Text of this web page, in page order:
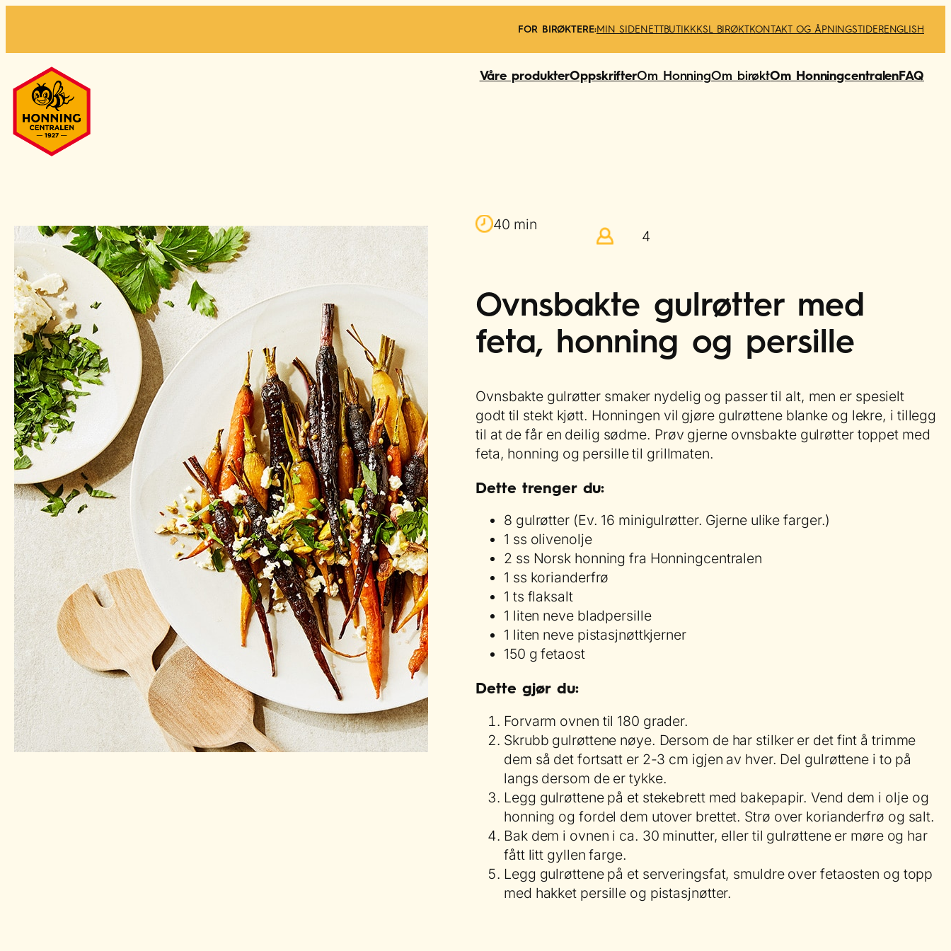
FOR BIRØKTERE:MIN SIDENETTBUTIKKKSL BIRØKTKONTAKT OG ÅPNINGSTIDERENGLISH
Våre produkterOppskrifterOm HonningOm birøktOm HonningcentralenFAQ
40 min
4
Ovnsbakte gulrøtter med
feta, honning og persille
Ovnsbakte gulrøtter smaker nydelig og passer til alt, men er spesielt
godt til stekt kjøtt. Honningen vil gjøre gulrøttene blanke og lekre, i tillegg
til at de får en deilig sødme. Prøv gjerne ovnsbakte gulrøtter toppet med
feta, honning og persille til grillmaten.
Dette trenger du:
8 gulrøtter (Ev. 16 minigulrøtter. Gjerne ulike farger.)
1 ss olivenolje
2 ss Norsk honning fra Honningcentralen
1 ss korianderfrø
1 ts flaksalt
1 liten neve bladpersille
1 liten neve pistasjnøttkjerner
150 g fetaost
Dette gjør du:
Forvarm ovnen til 180 grader.
Skrubb gulrøttene nøye. Dersom de har stilker er det fint å trimme
dem så det fortsatt er 2-3 cm igjen av hver. Del gulrøttene i to på
langs dersom de er tykke.
Legg gulrøttene på et stekebrett med bakepapir. Vend dem i olje og
honning og fordel dem utover brettet. Strø over korianderfrø og salt.
Bak dem i ovnen i ca. 30 minutter, eller til gulrøttene er møre og har
fått litt gyllen farge.
Legg gulrøttene på et serveringsfat, smuldre over fetaosten og topp
med hakket persille og pistasjnøtter.